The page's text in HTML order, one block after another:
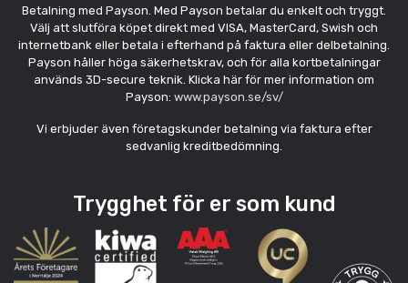
Betalning med Payson. Med Payson betalar du enkelt och tryggt.
Välj att slutföra köpet direkt med VISA, MasterCard, Swish och
internetbank eller betala i efterhand på faktura eller delbetalning.
Payson håller höga säkerhetskrav, och för alla kortbetalningar
används 3D-secure teknik. Klicka här för mer information om
Payson: www.payson.se/sv/
Vi erbjuder även företagskunder betalning via faktura efter
sedvanlig kreditbedömning.
Trygghet för er som kund